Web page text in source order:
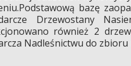
bazę
Drzewostany
również 2
Nadleśnictwu do